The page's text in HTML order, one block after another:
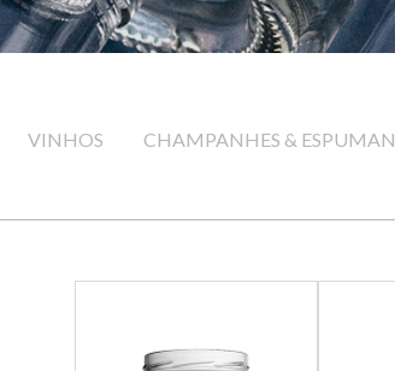
VINHOS CHAMPANHES &